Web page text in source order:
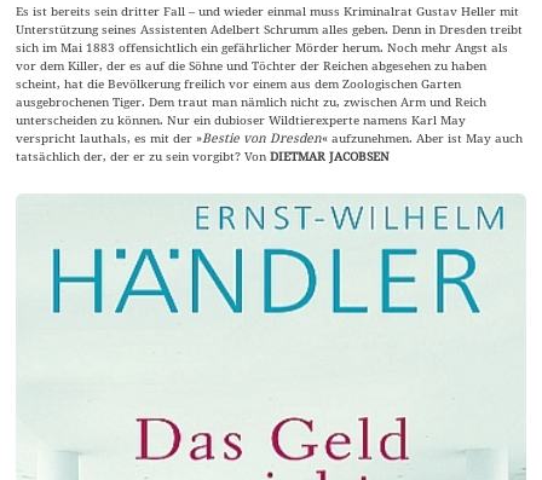
Es ist bereits sein dritter Fall – und wieder einmal muss Kriminalrat Gustav Heller mit
Unterstützung seines Assistenten Adelbert Schrumm alles geben. Denn in Dresden treibt
sich im Mai 1883 offensichtlich ein gefährlicher Mörder herum. Noch mehr Angst als
vor dem Killer, der es auf die Söhne und Töchter der Reichen abgesehen zu haben
scheint, hat die Bevölkerung freilich vor einem aus dem Zoologischen Garten
ausgebrochenen Tiger. Dem traut man nämlich nicht zu, zwischen Arm und Reich
unterscheiden zu können. Nur ein dubioser Wildtierexperte namens Karl May
verspricht lauthals, es mit der »Bestie von Dresden« aufzunehmen. Aber ist May auch
tatsächlich der, der er zu sein vorgibt? VonDIETMAR JACOBSEN